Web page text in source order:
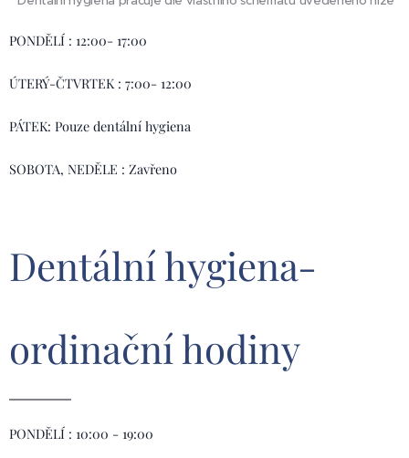
PONDĚLÍ : 12:00- 17:00
ÚTERÝ-ČTVRTEK : 7:00- 12:00
PÁTEK: Pouze dentální hygiena
SOBOTA, NEDĚLE : Zavřeno
Dentální hygiena-
ordinační hodiny
PONDĚLÍ : 10:00 - 19:00